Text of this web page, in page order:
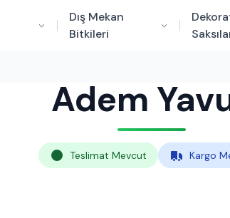
Dış Mekan
Bitkileri
Adem
Teslimat Mevcut Kargo